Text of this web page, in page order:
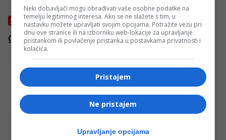
SVIJET
Otkrivena najaktivnija štamparija lažnih novčanica
Neki dobavljači mogu obrađivati vaše osobne podatke na
temelju legitimnog interesa. Ako se ne slažete s tim, u
nastavku možete upravljati svojim opcijama. Potražite vezu pri
dnu ove stranice ili na izborniku web-lokacije za upravljanje
pristankom ili povlačenje pristanka u postavkama privatnosti i
kolačića.
Pristajem
Ne pristajem
Upravljanje opcijama